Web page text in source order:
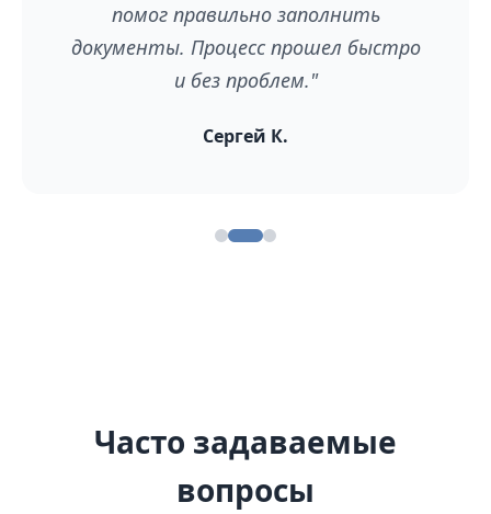
помог правильно заполнить
документы. Процесс прошел быстро
и без проблем."
Сергей К.
Часто задаваемые
вопросы